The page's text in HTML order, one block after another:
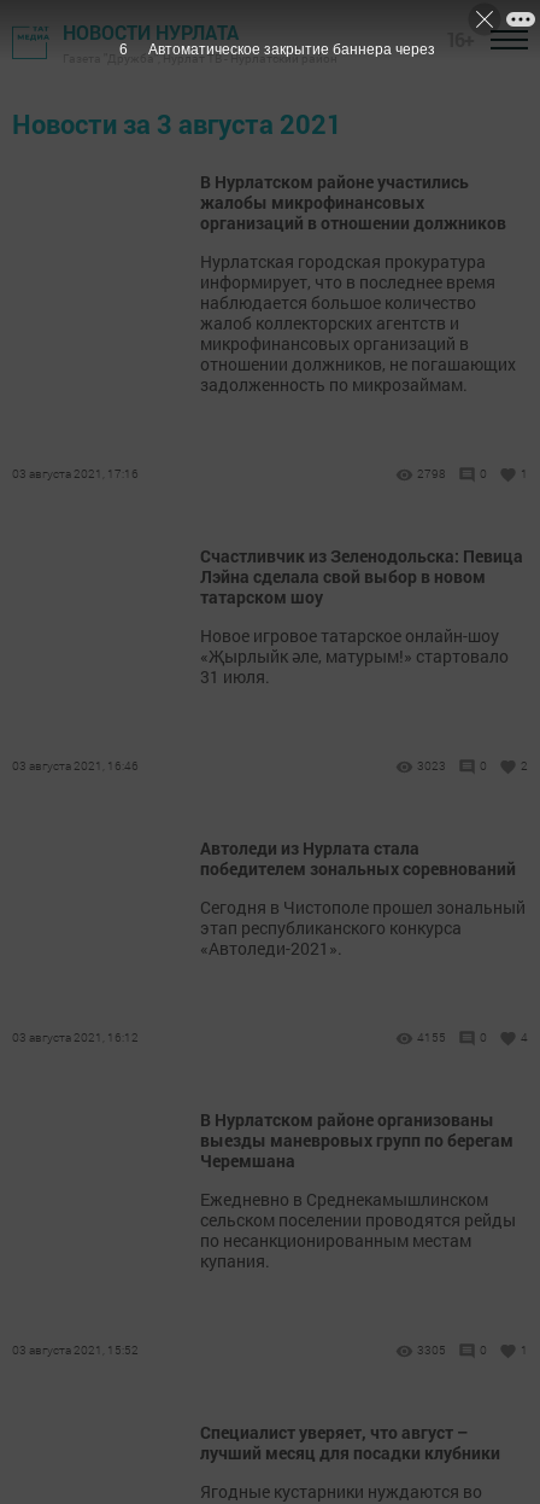
НОВОСТИ НУРЛАТА
Газета "Дружба", Нурлат ТВ - Нурлатский район
Новости за 3 августа 2021
В Нурлатском районе участились
жалобы микрофинансовых
организаций в отношении должников
Нурлатская городская прокуратура
информирует, что в последнее время
наблюдается большое количество
жалоб коллекторских агентств и
микрофинансовых организаций в
отношении должников, не погашающих
задолженность по микрозаймам.
03 августа 2021, 17:16 2798 0 1
Счастливчик из Зеленодольска: Певица
Лэйна сделала свой выбор в новом
татарском шоу
Новое игровое татарское онлайн-шоу
«Җырлыйк әле, матурым!» стартовало
31 июля.
03 августа 2021, 16:46 3023 0 2
Автоледи из Нурлата стала
победителем зональных соревнований
Сегодня в Чистополе прошел зональный
этап республиканского конкурса
«Автоледи-2021».
03 августа 2021, 16:12 4155 0 4
В Нурлатском районе организованы
выезды маневровых групп по берегам
Черемшана
Ежедневно в Среднекамышлинском
сельском поселении проводятся рейды
по несанкционированным местам
купания.
03 августа 2021, 15:52 3305 0 1
Специалист уверяет, что август –
лучший месяц для посадки клубники
Ягодные кустарники нуждаются во
5 Автоматическое закрытие баннера через